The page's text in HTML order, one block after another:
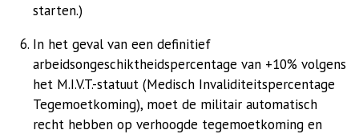
starten.)
In het geval van een definitief
arbeidsongeschiktheidspercentage van +10% volgens
het M.I.V.T.-statuut (Medisch Invaliditeitspercentage
Tegemoetkoming), moet de militair automatisch
recht hebben op verhoogde tegemoetkoming en